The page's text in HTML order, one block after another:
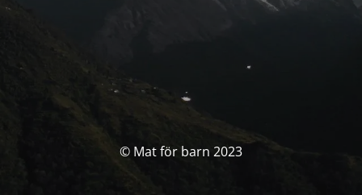
© Mat för barn 2023